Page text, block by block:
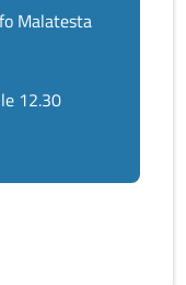
Malatesta
12.30